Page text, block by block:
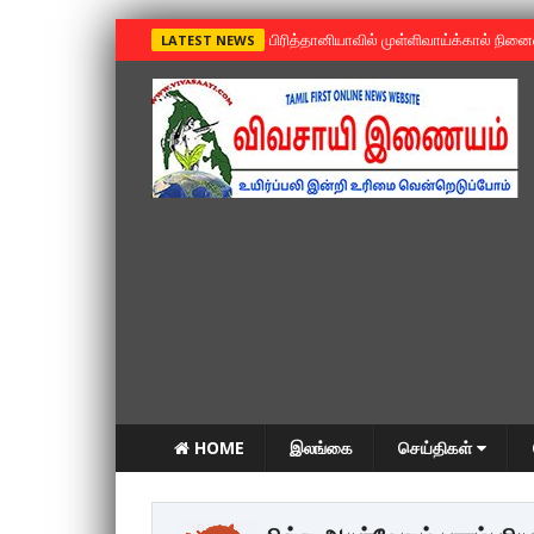
LATEST NEWS »பிரித்தானியாவில் முள்ளிவாய்க்கால்
HOME இலங்கை செய்திகள்